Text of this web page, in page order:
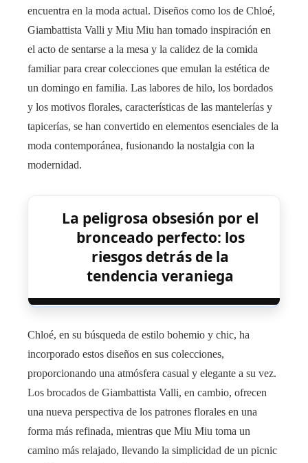
encuentra en la moda actual. Diseños como los de Chloé,
Giambattista Valli y Miu Miu han tomado inspiración en
el acto de sentarse a la mesa y la calidez de la comida
familiar para crear colecciones que emulan la estética de
un domingo en familia. Las labores de hilo, los bordados
y los motivos florales, características de las mantelerías y
tapicerías, se han convertido en elementos esenciales de la
moda contemporánea, fusionando la nostalgia con la
modernidad.
La peligrosa obsesión por el
bronceado perfecto: los
riesgos detrás de la
tendencia veraniega
Chloé, en su búsqueda de estilo bohemio y chic, ha
incorporado estos diseños en sus colecciones,
proporcionando una atmósfera casual y elegante a su vez.
Los brocados de Giambattista Valli, en cambio, ofrecen
una nueva perspectiva de los patrones florales en una
forma más refinada, mientras que Miu Miu toma un
camino más relajado, llevando la simplicidad de un picnic